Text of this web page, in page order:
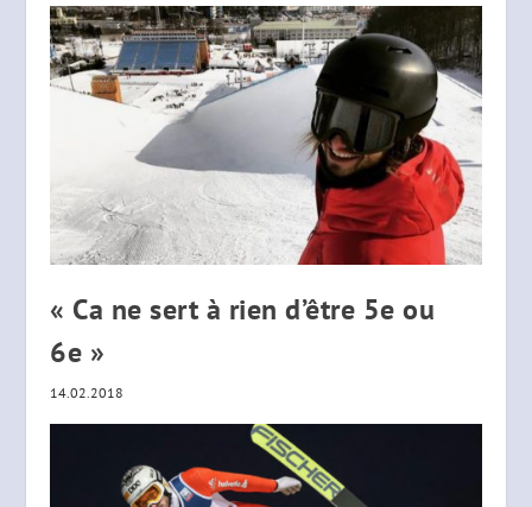
« Ca ne sert à rien d’être 5e ou
6e »
14.02.2018